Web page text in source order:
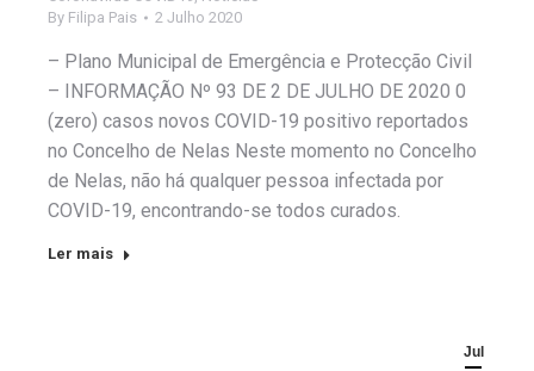
By Filipa Pais 2 Julho 2020
– Plano Municipal de Emergência e Protecção Civil
– INFORMAÇÃO Nº 93 DE 2 DE JULHO DE 2020 0
(zero) casos novos COVID-19 positivo reportados
no Concelho de Nelas Neste momento no Concelho
de Nelas, não há qualquer pessoa infectada por
COVID-19, encontrando-se todos curados.
Ler mais
Jul